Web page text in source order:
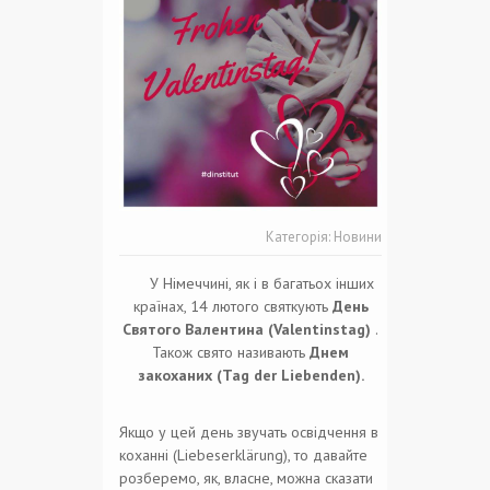
Категорія: Новини
У Німеччині, як і в багатьох інших
країнах, 14 лютого святкують День
Святого Валентина (Valentinstag) .
Також свято називають Днем
закоханих (Tag der Liebenden).
Якщо у цей день звучать освідчення в
коханні (Liebeserklärung), то давайте
розберемо, як, власне, можна сказати